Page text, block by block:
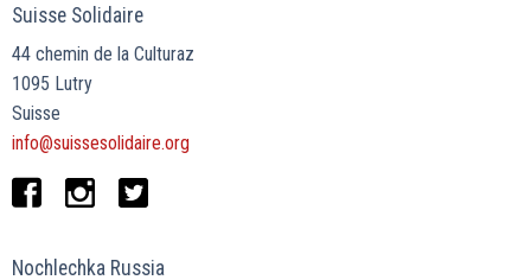
Suisse Solidaire
44 chemin de la Culturaz
1095 Lutry
Suisse
info@suissesolidaire.org
Nochlechka Russia